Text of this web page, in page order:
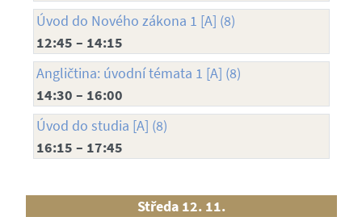
Úvod do Nového zákona 1 [A] (8)
12:45 – 14:15
Angličtina: úvodní témata 1 [A] (8)
14:30 – 16:00
Úvod do studia [A] (8)
16:15 – 17:45
Středa 12. 11.